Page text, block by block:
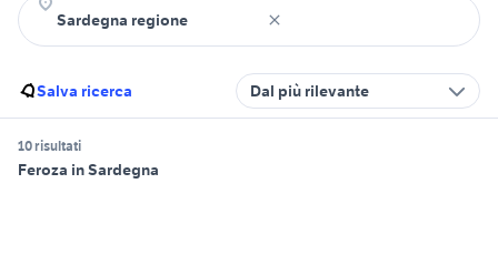
Salva ricerca Dal più rilevante
10 risultati
Feroza in Sardegna